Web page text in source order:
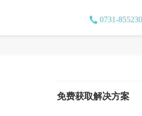
0731-
免费获取解决方案